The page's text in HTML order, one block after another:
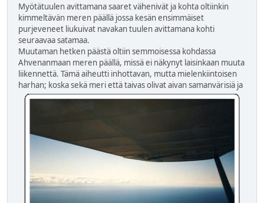
Myötätuulen avittamana saaret vähenivät ja kohta oltiinkin
kimmeltävän meren päällä jossa kesän ensimmäiset
purjeveneet liukuivat navakan tuulen avittamana kohti
seuraavaa satamaa.
Muutaman hetken päästä oltiin semmoisessa kohdassa
Ahvenanmaan meren päällä, missä ei näkynyt laisinkaan muuta
liikennettä. Tämä aiheutti inhottavan, mutta mielenkiintoisen
harhan; koska sekä meri ettätaivas olivat aivan samanvärisiä ja